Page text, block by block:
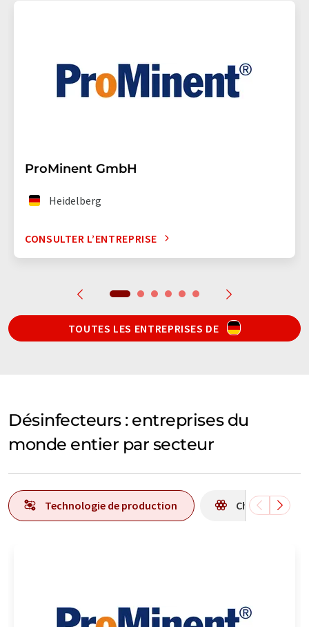
ProMinent GmbH
Heidelberg
CONSULTER L’ENTREPRISE
TOUTES LES ENTREPRISES DE
Désinfecteurs : entreprises du
monde entier par secteur
Technologie de production Chimie